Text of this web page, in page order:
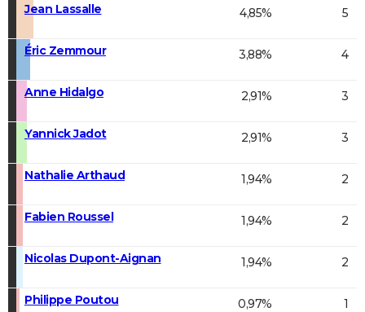
Jean Lassalle 4,85% 5
Éric Zemmour 3,88% 4
Anne Hidalgo 2,91% 3
Yannick Jadot 2,91% 3
Nathalie Arthaud 1,94% 2
Fabien Roussel 1,94% 2
Nicolas Dupont-Aignan 1,94% 2
Philippe Poutou 0,97% 1